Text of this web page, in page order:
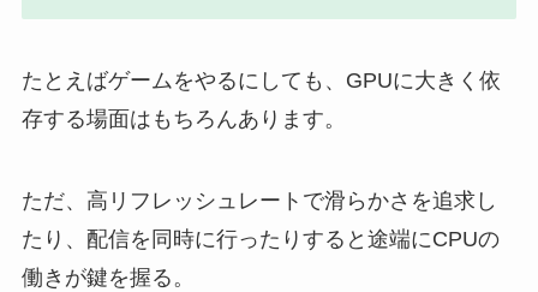
たとえばゲームをやるにしても、GPUに大きく依
存する場面はもちろんあります。
ただ、高リフレッシュレートで滑らかさを追求し
たり、配信を同時に行ったりすると途端にCPUの
働きが鍵を握る。